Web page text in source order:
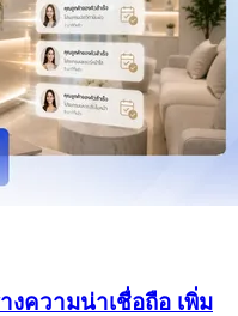
งความน่าเชื่อถือ เพิ่ม